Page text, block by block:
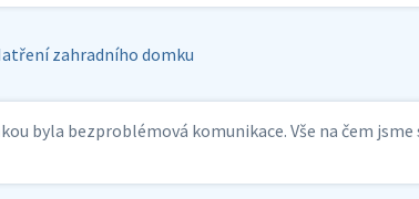
zahradního domku
byla bezproblémová komunikace. Vše na čem